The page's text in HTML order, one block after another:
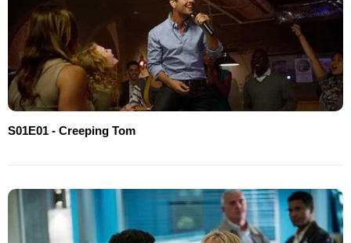
S01E01 - Creeping Tom